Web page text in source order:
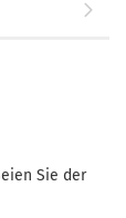
Sie der